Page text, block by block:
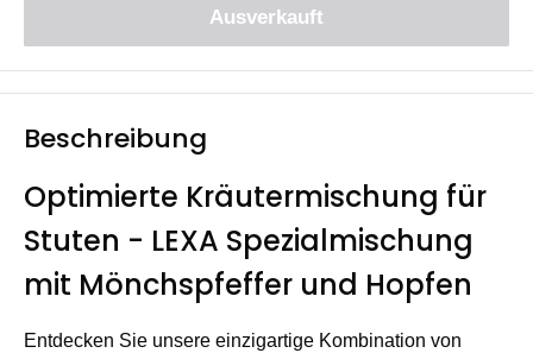
Ausverkauft
Beschreibung
Optimierte Kräutermischung für
Stuten - LEXA Spezialmischung
mit Mönchspfeffer und Hopfen
Entdecken Sie unsere einzigartige Kombination von